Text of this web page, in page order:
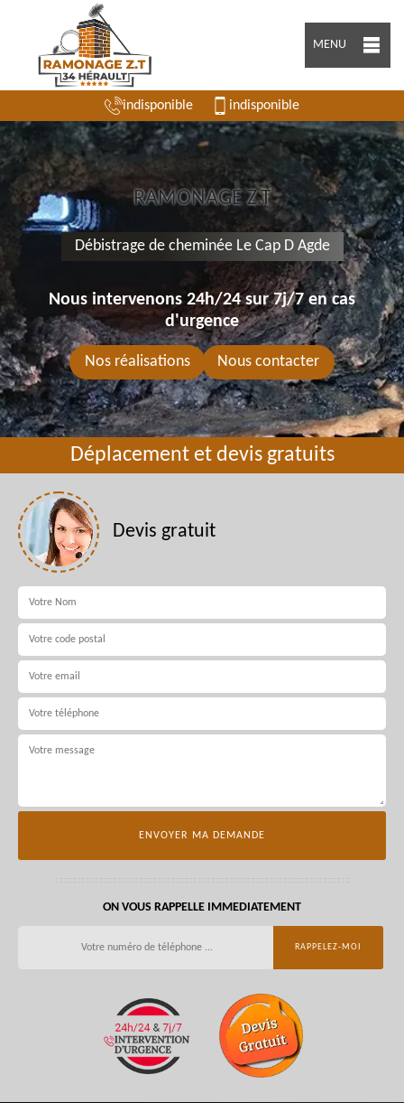
MENU
indisponible indisponible
RAMONAGE Z.T
Débistrage de cheminée Le Cap D Agde
Nous intervenons 24h/24 sur 7j/7 en cas
d'urgence
Nos réalisations Nous contacter
Déplacement et devis gratuits
Devis gratuit
ON VOUS RAPPELLE IMMEDIATEMENT